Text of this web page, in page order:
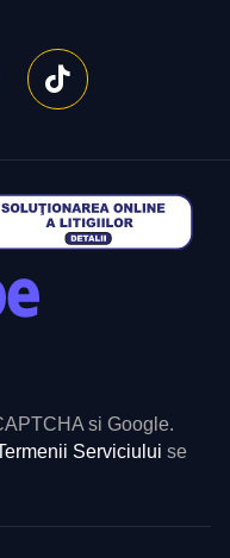
si Google.
Serviciului se